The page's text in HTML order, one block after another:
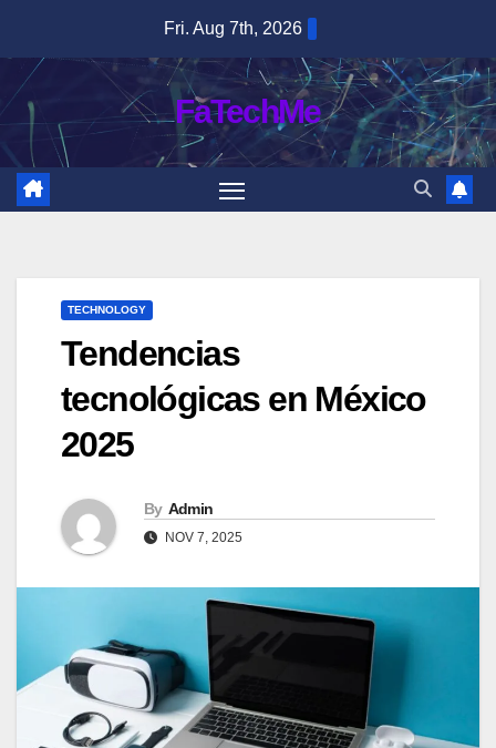
content
Fri. Aug 7th, 2026
FaTechMe
TECHNOLOGY
Tendencias
tecnológicas en México
2025
By Admin
NOV 7, 2025